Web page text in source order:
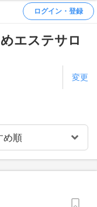
ログイン・登録
エステサロ
変更